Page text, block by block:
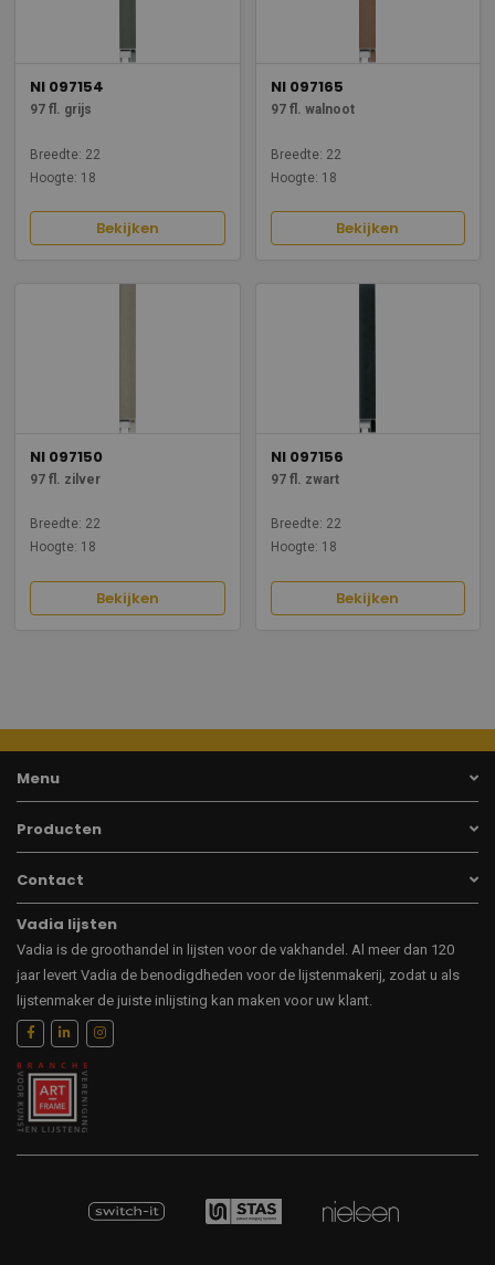
NI 097154
97 fl. grijs
Breedte: 22
Hoogte: 18
Bekijken
NI 097165
97 fl. walnoot
Breedte: 22
Hoogte: 18
Bekijken
NI 097150
97 fl. zilver
Breedte: 22
Hoogte: 18
Bekijken
NI 097156
97 fl. zwart
Breedte: 22
Hoogte: 18
Bekijken
Menu
Producten
Contact
Vadia lijsten
Vadia is de groothandel in lijsten voor de vakhandel. Al meer dan 120
jaar levert Vadia de benodigdheden voor de lijstenmakerij, zodat u als
lijstenmaker de juiste inlijsting kan maken voor uw klant.